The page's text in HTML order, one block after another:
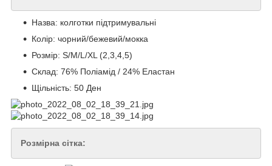
Назва: колготки підтримувальні
Колір: чорний/бежевий/мокка
Розмір: S/M/L/XL (2,3,4,5)
Склад: 76% Поліамід / 24% Еластан
Щільність: 50 Ден
Розмірна сітка: